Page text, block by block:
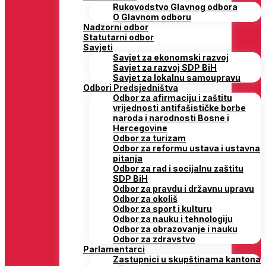
Rukovodstvo Glavnog odbora
O Glavnom odboru
Nadzorni odbor
Statutarni odbor
Savjeti
Savjet za ekonomski razvoj
Savjet za razvoj SDP BiH
Savjet za lokalnu samoupravu
Odbori Predsjedništva
Odbor za afirmaciju i zaštitu
vrijednosti antifašističke borbe
naroda i narodnosti Bosne i
Hercegovine
Odbor za turizam
Odbor za reformu ustava i ustavna
pitanja
Odbor za rad i socijalnu zaštitu
SDP BiH
Odbor za pravdu i državnu upravu
Odbor za okoliš
Odbor za sport i kulturu
Odbor za nauku i tehnologiju
Odbor za obrazovanje i nauku
Odbor za zdravstvo
Parlamentarci
Zastupnici u skupštinama kantona